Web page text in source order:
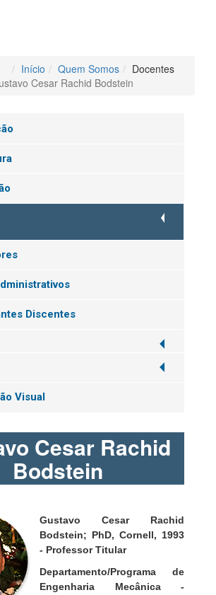
Início Quem Somos
Docentes
Cesar Rachid Bodstein
Discentes
Visual
Cesar Rachid
Bodstein
Gustavo Cesar Rachid
Bodstein; PhD, Cornell, 1993
- Professor Titular
Departamento/Programa de
Engenharia Mecânica -